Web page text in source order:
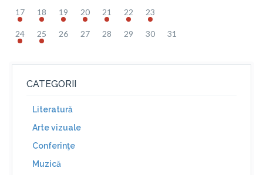
17 18 19 20 21 22 23
24 25 26 27 28 29 30 31
CATEGORII
Literatură
Arte vizuale
Conferinţe
Muzică